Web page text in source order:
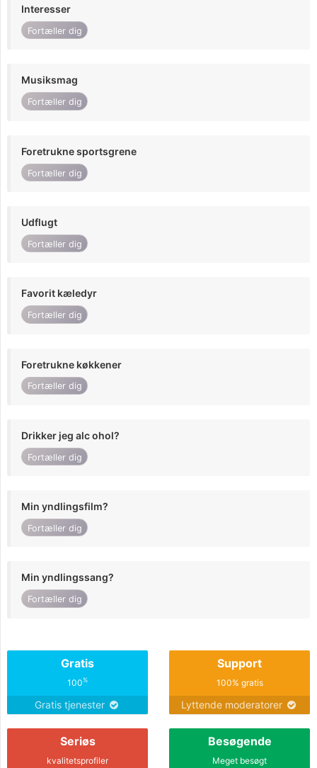
Interesser
Fortæller dig
Musiksmag
Fortæller dig
Foretrukne sportsgrene
Fortæller dig
Udflugt
Fortæller dig
Favorit kæledyr
Fortæller dig
Foretrukne køkkener
Fortæller dig
Drikker jeg alc ohol?
Fortæller dig
Min yndlingsfilm?
Fortæller dig
Min yndlingssang?
Fortæller dig
Gratis
100%
Gratis tjenester
Support
100% gratis
Lyttende moderatorer
Seriøs
kvalitetsprofiler
Besøgende
Meget besøgt